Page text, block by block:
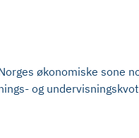
økonomiske sone
og